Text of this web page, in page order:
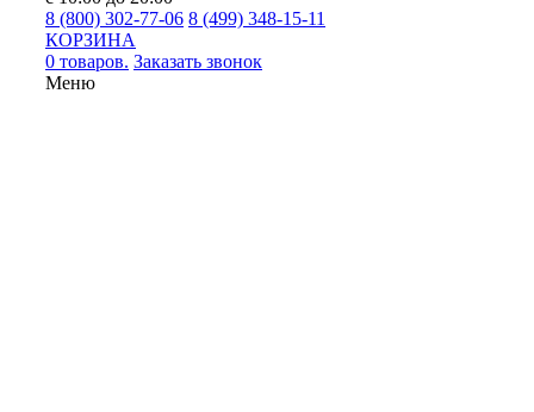
8 (800) 302-77-06 8 (499) 348-15-11
КОРЗИНА
0 товаров. Заказать звонок
Меню